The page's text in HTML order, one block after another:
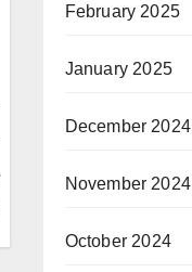
February 2025
January 2025
December 2024
November 2024
October 2024